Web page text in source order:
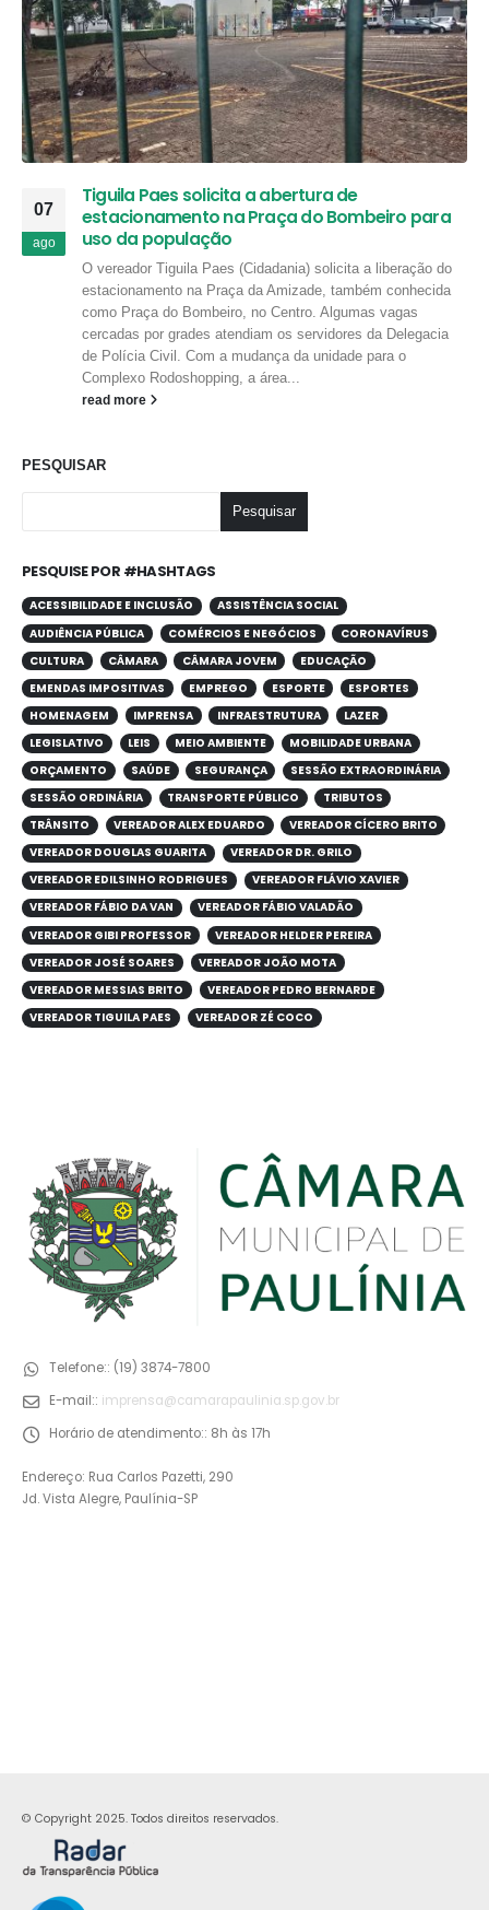
07
ago
Tiguila Paes solicita a abertura de
estacionamento na Praça do Bombeiro para
uso da população
O vereador Tiguila Paes (Cidadania) solicita a liberação do
estacionamento na Praça da Amizade, também conhecida
como Praça do Bombeiro, no Centro. Algumas vagas
cercadas por grades atendiam os servidores da Delegacia
de Polícia Civil. Com a mudança da unidade para o
Complexo Rodoshopping, a área...
read more
PESQUISAR
Pesquisar
PESQUISE POR #HASHTAGS
ACESSIBILIDADE E INCLUSÃO
ASSISTÊNCIA SOCIAL
AUDIÊNCIA PÚBLICA
COMÉRCIOS E NEGÓCIOS
CORONAVÍRUS
CULTURA
CÂMARA CÂMARA JOVEM
EDUCAÇÃO
EMENDAS IMPOSITIVAS
EMPREGO ESPORTE
ESPORTES
HOMENAGEM
IMPRENSA INFRAESTRUTURA
LAZER
LEGISLATIVO
LEIS MEIO AMBIENTE
MOBILIDADE URBANA
ORÇAMENTO
SAÚDE SEGURANÇA
SESSÃO EXTRAORDINÁRIA
SESSÃO ORDINÁRIA
TRANSPORTE PÚBLICO
TRIBUTOS
TRÂNSITO
VEREADOR ALEX EDUARDO
VEREADOR CÍCERO BRITO
VEREADOR DOUGLAS GUARITA
VEREADOR DR. GRILO
VEREADOR EDILSINHO RODRIGUES
VEREADOR FLÁVIO XAVIER
VEREADOR FÁBIO DA VAN
VEREADOR FÁBIO VALADÃO
VEREADOR GIBI PROFESSOR
VEREADOR HELDER PEREIRA
VEREADOR JOSÉ SOARES
VEREADOR JOÃO MOTA
VEREADOR MESSIAS BRITO
VEREADOR PEDRO BERNARDE
VEREADOR TIGUILA PAES
VEREADOR ZÉ COCO
Telefone:: (19) 3874-7800
E-mail:: imprensa@camarapaulinia.sp.gov.br
Horário de atendimento:: 8h às 17h
Endereço: Rua Carlos Pazetti, 290
Jd. Vista Alegre, Paulínia-SP
© Copyright 2025. Todos direitos reservados.